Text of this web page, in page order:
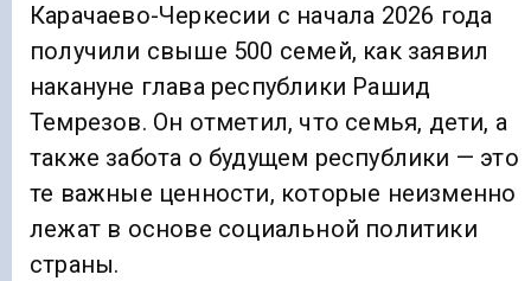
Карачаево-Черкесии с начала 2026 года
получили свыше 500 семей, как заявил
накануне глава республики Рашид
Темрезов. Он отметил, что семья, дети, а
также забота о будущем республики — это
те важные ценности, которые неизменно
лежат в основе социальной политики
страны.